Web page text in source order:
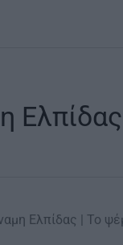
Ελπίδας | Το